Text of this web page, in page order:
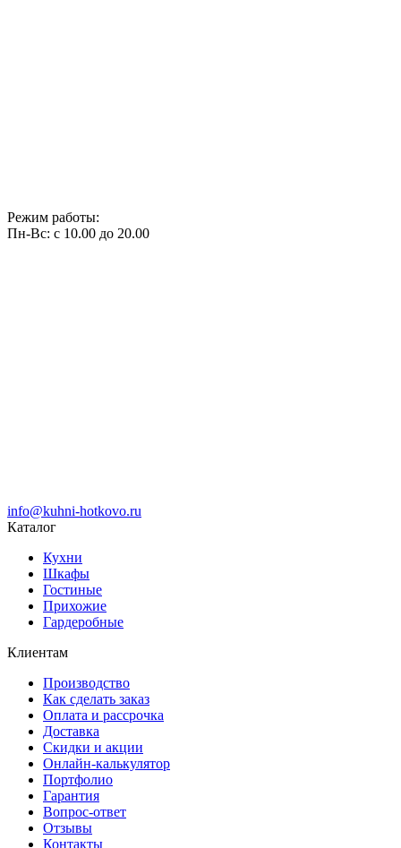
Режим работы:
Пн-Вс: с 10.00 до 20.00
info@kuhni-hotkovo.ru
Каталог
Кухни
Шкафы
Гостиные
Прихожие
Гардеробные
Клиентам
Производство
Как сделать заказ
Оплата и рассрочка
Доставка
Скидки и акции
Онлайн-калькулятор
Портфолио
Гарантия
Вопрос-ответ
Отзывы
Контакты